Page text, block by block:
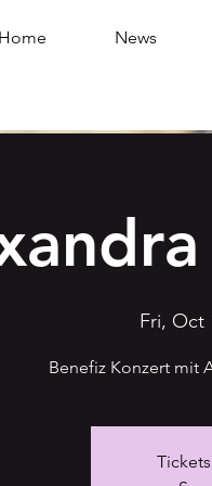
News
Fri, Oct
Benefiz Konzert mit